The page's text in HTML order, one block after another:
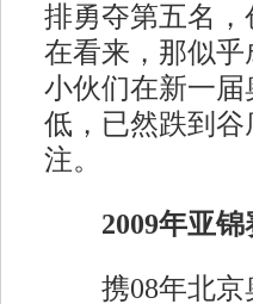
排勇夺第五名
在看来，那似
小伙们在新一
低，已然跌到
注。
2009年亚锦
携08年北京